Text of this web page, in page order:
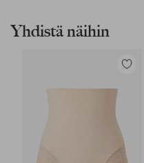
Yhdistä näihin
Lisää